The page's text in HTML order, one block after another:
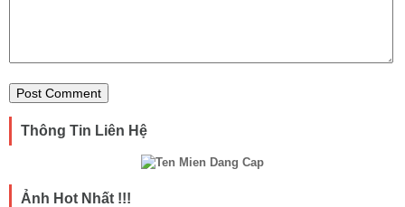
Thông Tin Liên Hệ
Ảnh Hot Nhất !!!